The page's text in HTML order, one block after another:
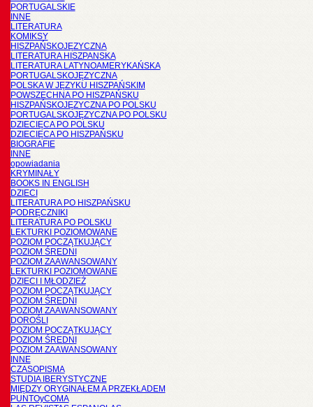
PORTUGALSKIE
INNE
LITERATURA
KOMIKSY
HISZPAŃSKOJĘZYCZNA
LITERATURA HISZPANSKA
LITERATURA LATYNOAMERYKAŃSKA
PORTUGALSKOJĘZYCZNA
POLSKA W JĘZYKU HISZPAŃSKIM
POWSZECHNA PO HISZPAŃSKU
HISZPAŃSKOJĘZYCZNA PO POLSKU
PORTUGALSKOJĘZYCZNA PO POLSKU
DZIECIĘCA PO POLSKU
DZIECIĘCA PO HISZPAŃSKU
BIOGRAFIE
INNE
opowiadania
KRYMINAŁY
BOOKS IN ENGLISH
DZIECI
LITERATURA PO HISZPAŃSKU
PODRĘCZNIKI
LITERATURA PO POLSKU
LEKTURKI POZIOMOWANE
POZIOM POCZĄTKUJĄCY
POZIOM ŚREDNI
POZIOM ZAAWANSOWANY
LEKTURKI POZIOMOWANE
DZIECI I MŁODZIEŻ
POZIOM POCZĄTKUJĄCY
POZIOM ŚREDNI
POZIOM ZAAWANSOWANY
DOROŚLI
POZIOM POCZĄTKUJĄCY
POZIOM ŚREDNI
POZIOM ZAAWANSOWANY
INNE
CZASOPISMA
STUDIA IBERYSTYCZNE
MIĘDZY ORYGINAŁEM A PRZEKŁADEM
PUNTOyCOMA